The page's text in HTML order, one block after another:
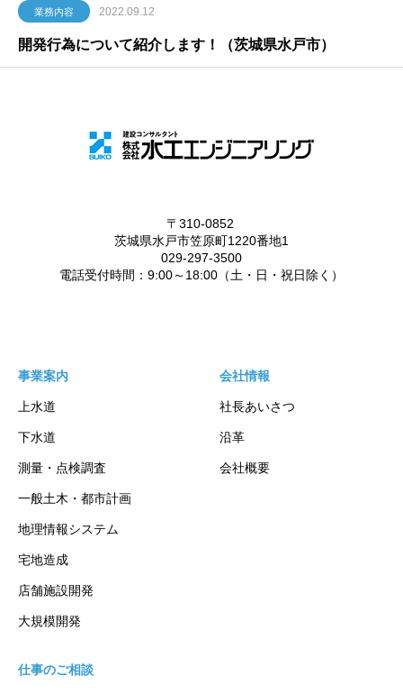
業務内容 2022.09.12
開発行為について紹介します！（茨城県水戸市）
事業案内
上水道
下水道
測量・点検調査
一般土木・都市計画
地理情報システム
宅地造成
店舗施設開発
大規模開発
会社情報
社長あいさつ
沿革
会社概要
仕事のご相談